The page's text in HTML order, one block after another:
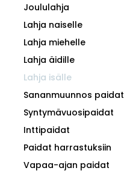
Joululahja
Lahja naiselle
Lahja miehelle
Lahja äidille
Lahja isälle
Sananmuunnos paidat
Syntymävuosipaidat
Inttipaidat
Paidat harrastuksiin
Vapaa-ajan paidat